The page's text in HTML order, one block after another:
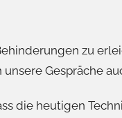
zu
Gespräche
die heutigen